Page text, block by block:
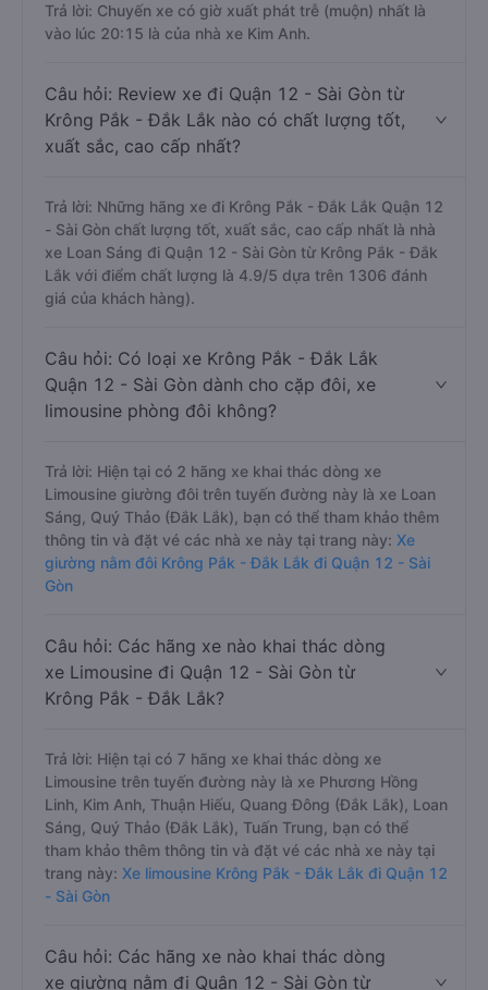
Trả lời: Chuyến xe có giờ xuất phát trễ (muộn) nhất là
vào lúc 20:15 là của nhà xe Kim Anh.
Câu hỏi: Review xe đi Quận 12 - Sài Gòn từ
Krông Pắk - Đắk Lắk nào có chất lượng tốt,
xuất sắc, cao cấp nhất?
Trả lời: Những hãng xe đi Krông Pắk - Đắk Lắk Quận 12
- Sài Gòn chất lượng tốt, xuất sắc, cao cấp nhất là nhà
xe Loan Sáng đi Quận 12 - Sài Gòn từ Krông Pắk - Đắk
Lắk với điểm chất lượng là 4.9/5 dựa trên 1306 đánh
giá của khách hàng).
Câu hỏi: Có loại xe Krông Pắk - Đắk Lắk
Quận 12 - Sài Gòn dành cho cặp đôi, xe
limousine phòng đôi không?
Trả lời: Hiện tại có 2 hãng xe khai thác dòng xe
Limousine giường đôi trên tuyến đường này là xe Loan
Sáng, Quý Thảo (Đắk Lắk), bạn có thể tham khảo thêm
thông tin và đặt vé các nhà xe này tại trang này: Xe
giường nằm đôi Krông Pắk - Đắk Lắk đi Quận 12 - Sài
Gòn
Câu hỏi: Các hãng xe nào khai thác dòng
xe Limousine đi Quận 12 - Sài Gòn từ
Krông Pắk - Đắk Lắk?
Trả lời: Hiện tại có 7 hãng xe khai thác dòng xe
Limousine trên tuyến đường này là xe Phương Hồng
Linh, Kim Anh, Thuận Hiếu, Quang Đông (Đắk Lắk), Loan
Sáng, Quý Thảo (Đắk Lắk), Tuấn Trung, bạn có thể
tham khảo thêm thông tin và đặt vé các nhà xe này tại
trang này: Xe limousine Krông Pắk - Đắk Lắk đi Quận 12
- Sài Gòn
Câu hỏi: Các hãng xe nào khai thác dòng
xe giường nằm đi Quận 12 - Sài Gòn từ